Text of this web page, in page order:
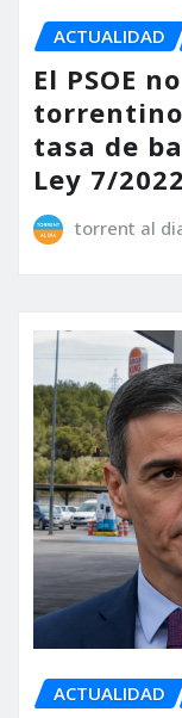
ACTUALIDAD
El PSOE
tasa de
Ley 7/
torrent al
ACTUALIDAD